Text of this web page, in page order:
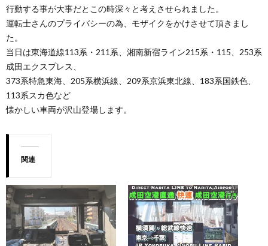
行動する事が大事だとこの時深々と考えさせられました。
運転士さんのプライバシーの為、モザイクをかけさせて頂きまし
た。
当日は東海道線113系・211系、湘南新宿ライン215系・115、253系
成田エクスプレス、
373系特急東海、205系横浜線、209系京浜東北線、183系国鉄色、
113系スカ色など
懐かしい車両が沢山登場します。
関連